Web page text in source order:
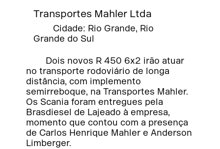
Transportes Mahler Ltda
Cidade: Rio Grande, Rio
Grande do Sul
Dois novos R 450 6x2 irão atuar
no transporte rodoviário de longa
distância, com implemento
semirreboque, na Transportes Mahler.
Os Scania foram entregues pela
Brasdiesel de Lajeado à empresa,
momento que contou com a presença
de Carlos Henrique Mahler e Anderson
Limberger.